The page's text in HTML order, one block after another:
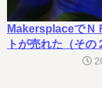
MakersplaceでＮ
トが売れた（その